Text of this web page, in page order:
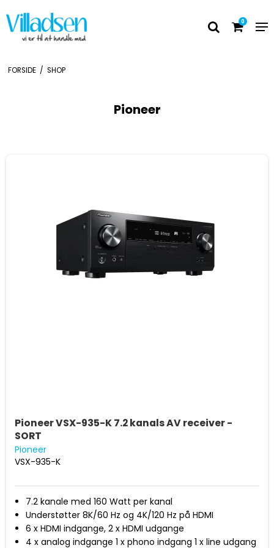
0
FORSIDE / SHOP
Pioneer
Pioneer VSX-935-K 7.2 kanals AV receiver -
SORT
Pioneer
VSX-935-K
7.2 kanale med 160 Watt per kanal
Understøtter 8K/60 Hz og 4K/120 Hz på HDMI
6 x HDMI indgange, 2 x HDMI udgange
4 x analog indgange 1 x phono indgang 1 x line udgang